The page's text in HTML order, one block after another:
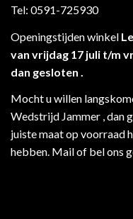
Tel: 0591-725930
Openingstijden winkel
van vrijdag 17 juli t/m
dan gesloten .
Mocht u willen
Wedstrijd Jammer , dan
juiste maat op voorraad
hebben. Mail of bel ons